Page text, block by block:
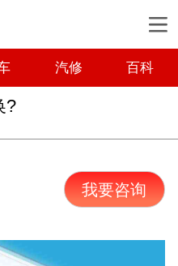
汽修 百科
?
我要咨询